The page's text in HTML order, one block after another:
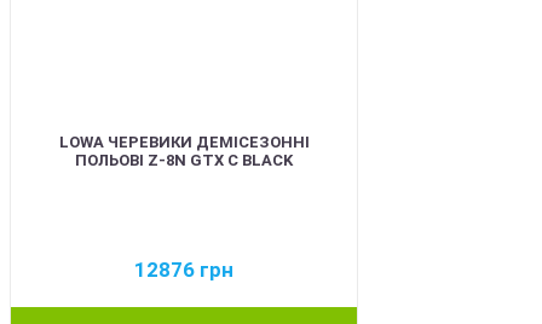
LOWA ЧЕРЕВИКИ ДЕМІСЕЗОННІ
ПОЛЬОВІ Z-8N GTX C BLACK
12876 грн